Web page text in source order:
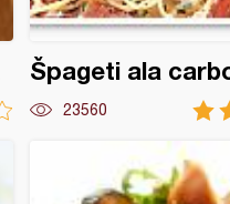
Špageti ala
23560